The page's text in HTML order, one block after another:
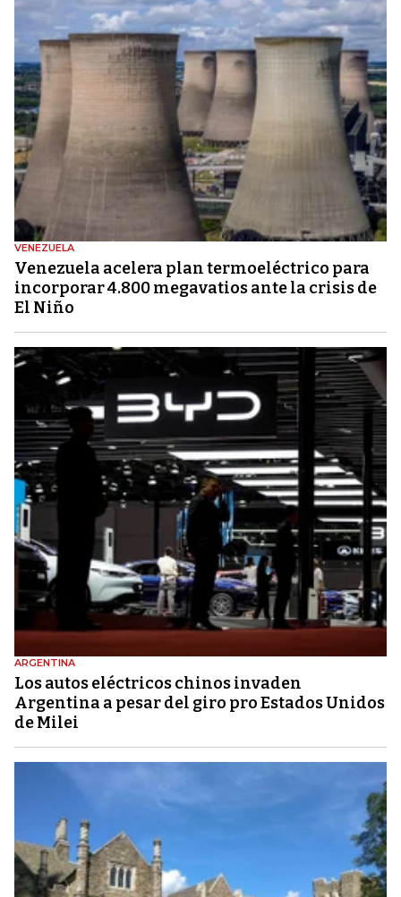
VENEZUELA
Venezuela acelera plan termoeléctrico para
incorporar 4.800 megavatios ante la crisis de
El Niño
ARGENTINA
Los autos eléctricos chinos invaden
Argentina a pesar del giro pro Estados Unidos
de Milei